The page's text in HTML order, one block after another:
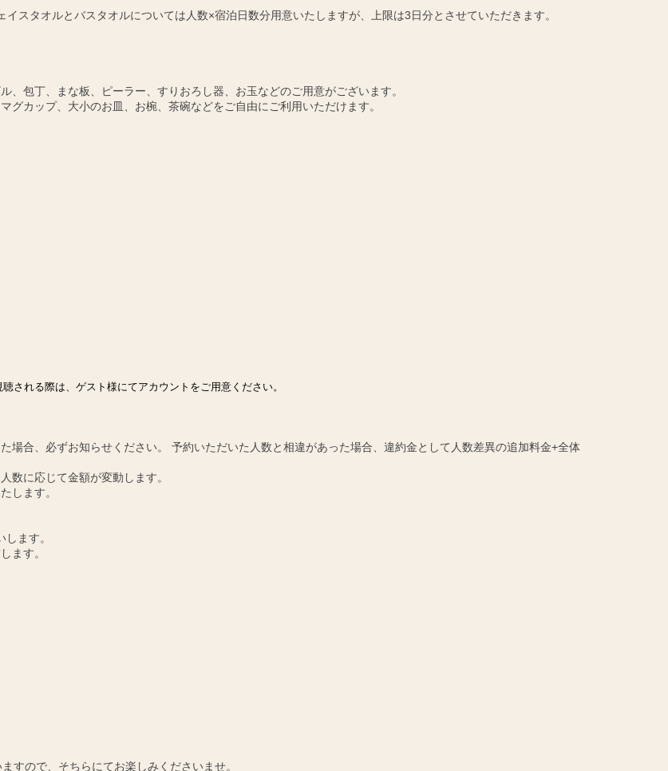
スタオルとバスタオルについては人数×宿泊日数分用意いたしますが、上限は3日分とさせていただきます。
包丁、まな板、ピーラー、すりおろし器、お玉などのご用意がございます。
カップ、大小のお皿、お椀、茶碗などをご自由にご利用いただけます。
される際は、ゲスト様にてアカウントをご用意ください。
場合、必ずお知らせください。 予約いただいた人数と相違があった場合、違約金として人数差異の追加料金+全体
数に応じて金額が変動します。
します。
ます。
ます。
すので、そちらにてお楽しみくださいませ。